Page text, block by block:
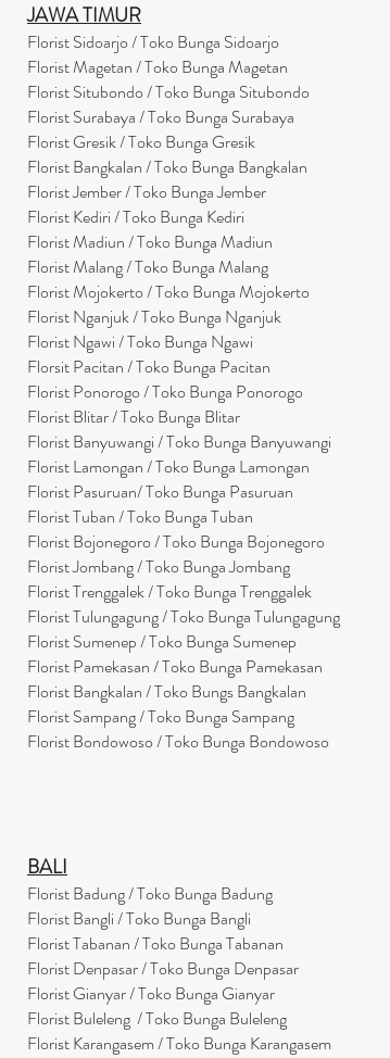
JAWA TIMUR
Florist Sidoarjo / Toko Bunga Sidoarjo
Florist Magetan / Toko Bunga Magetan
Florist Situbondo / Toko Bunga Situbondo
Florist Surabaya / Toko Bunga Surabaya
Florist Gresik / Toko Bunga Gresik
FloristBangkalan / Toko Bunga Bangkalan
Florist Jember / Toko Bunga Jember
Florist Kediri / Toko Bunga Kediri
Florist Madiun / Toko Bunga Madiun
Florist Malang / Toko Bunga Malang
Florist Mojokerto / Toko Bunga Mojokerto
Florist Nganjuk / Toko Bunga Nganjuk
Florist Ngawi /Toko Bunga Ngawi
Florsit Pacitan / Toko Bunga Pacitan
Florist Ponorogo / Toko Bunga Ponorogo
Florist Blitar / Toko Bunga Blitar
Florist Banyuwangi / Toko Bunga Banyuwangi
Florist Lamongan / Toko Bunga Lamongan
Florist Pasuruan/ Toko Bunga Pasuruan
Florist Tuban / Toko Bunga Tuban
Florist Bojonegoro / Toko Bunga Bojonegoro
Florist Jombang / Toko Bunga Jombang
Florist Trenggalek / Toko Bunga Trenggalek
Florist Tulungagung / Toko Bunga Tulungagung
Florist Sumenep / Toko Bunga Sumenep
Florist Pamekasan / Toko Bunga Pamekasan
Florist Bangkalan / Toko Bungs Bangkalan
Florist Sampang / Toko Bunga Sampang
Florist Bondowoso / Toko Bunga Bondowoso
BALI
Florist Badung / Toko Bunga Badung
Florist Bangli / Toko Bunga Bangli
FloristTabanan/ Toko Bunga Tabanan
Florist Denpasar / Toko Bunga Denpasar
Florist Gianyar / Toko Bunga Gianyar
Florist Buleleng / Toko Bunga Buleleng
Florist Karangasem / Toko Bunga Karangasem